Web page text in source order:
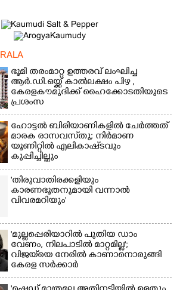
ഭൂമി തരംമാറ്റ ഉത്തരവ് ലംഘിച്ച
ആർ.ഡി.ഒയ്ക്ക് കാൽലക്ഷം പിഴ ,​
കേരളകൗമുദിക്ക് ഹൈക്കോടതിയുടെ
പ്രശംസ
ഹോട്ടൽ ബിരിയാണികളിൽ ചേർത്തത്
മാരക രാസവസ്‌തു; നിർമാണ
യൂണിറ്റിൽ എലികാഷ്‌ടവും
കുപ്പിച്ചില്ലും
'തിരുവാതിരക്കളിയും
കാരണഭൂതനുമായി വന്നാൽ
വിവരമറിയും '
'മുല്ലപ്പെരിയാറിൽ പുതിയ ഡാം
വേണം, നിലപാടിൽ മാറ്റമില്ല';
വിജയ്‌യെ നേരിൽ കാണാനൊരുങ്ങി
കേരള സർക്കാർ